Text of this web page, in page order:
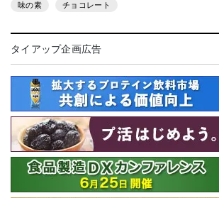
味の素 チョコレート
タイアップ企画広告